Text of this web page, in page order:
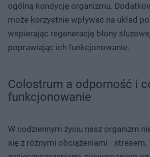
ogólną kondycję organizmu.
może korzystnie wpływać na układ
wspierając regenerację błony
poprawiając ich funkcjonowanie.
Colostrum a odporność i
funkcjonowanie
W codziennym życiu nasz organizm
się z różnymi obciążeniami - stresem,